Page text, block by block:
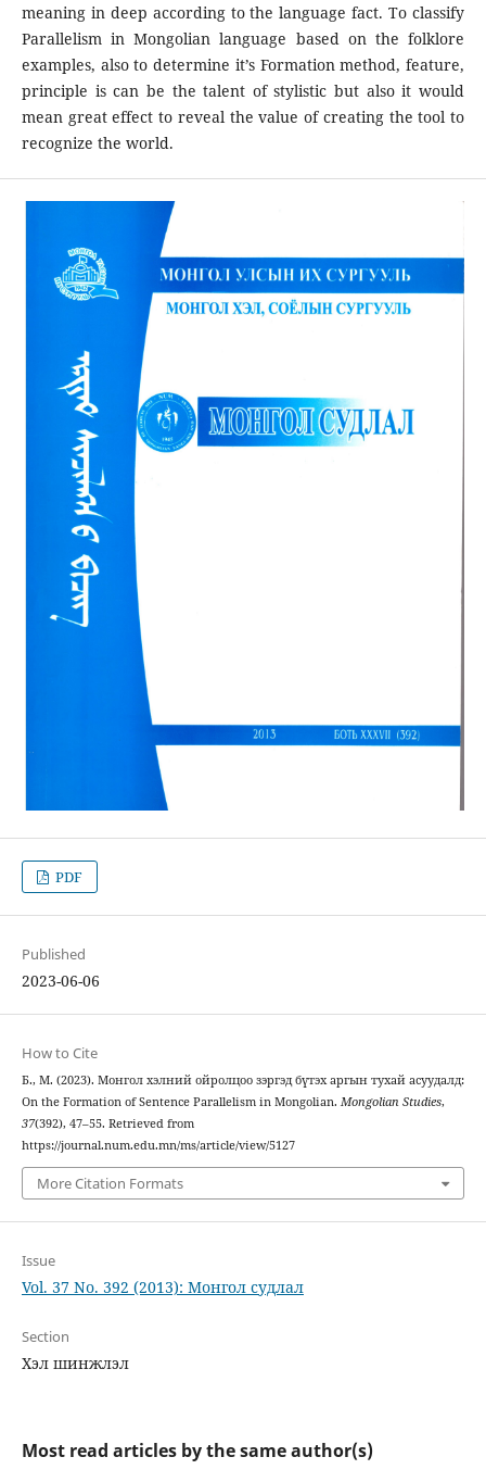
meaning in deep according to the language fact. To classify
Parallelism in Mongolian language based on the folklore
examples, also to determine it’s Formation method, feature,
principle is can be the talent of stylistic but also it would
mean great effect to reveal the value of creating the tool to
recognize the world.
PDF
Published
2023-06-06
How to Cite
Б., М. (2023). Монгол хэлний ойролцоо зэргэд бүтэх аргын тухай асуудалд:
On the Formation of Sentence Parallelism in Mongolian. Mongolian Studies,
37(392), 47–55. Retrieved from
https://journal.num.edu.mn/ms/article/view/5127
More Citation Formats
Issue
Vol. 37 No. 392 (2013): Монгол судлал
Section
Хэл шинжлэл
Most read articles by the same author(s)